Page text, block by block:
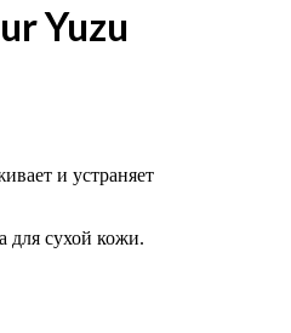
Yuzu
и устраняет
для сухой кожи.